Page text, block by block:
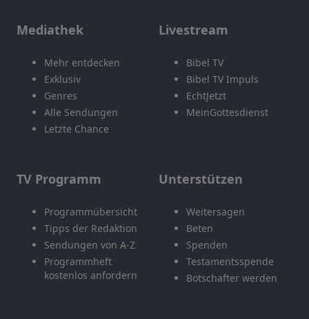
Mediathek
Mehr entdecken
Exklusiv
Genres
Alle Sendungen
Letzte Chance
Livestream
Bibel TV
Bibel TV Impuls
EchtJetzt
MeinGottesdienst
TV Programm
Programmübersicht
Tipps der Redaktion
Sendungen von A-Z
Programmheft
kostenlos anfordern
Unterstützen
Weitersagen
Beten
Spenden
Testamentsspende
Botschafter werden